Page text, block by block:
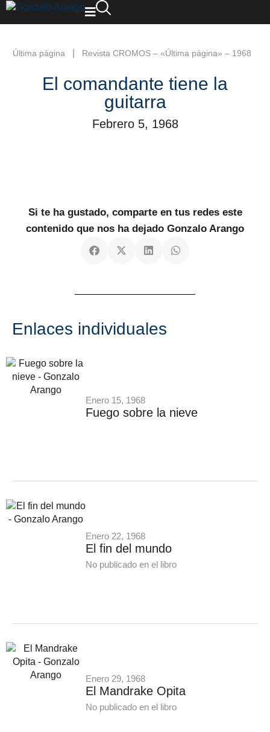
Última página Revista CROMOS – «Última página» – 1968
El comandante tiene la
guitarra
Febrero 5, 1968
Si te ha gustado, comparte en tus redes este
contenido que nos ha dejado Gonzalo Arango
Enlaces individuales
Enero 15, 1968
Fuego sobre la nieve
Enero 22, 1968
El fin del mundo
No publicado en el libro
Enero 29, 1968
El Mandrake Opita
No publicado en el libro